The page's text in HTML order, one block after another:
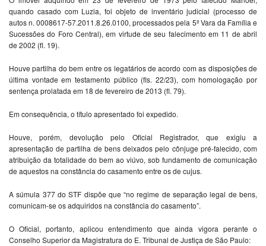
quando casado com Luzia, foi objeto de inventário judicial (processo de
autos n. 0008617-57.2011.8.26.0100, processados pela 5ª Vara da Família e
Sucessões do Foro Central), em virtude de seu falecimento em 11 de abril
de 2002 (fl. 19).
Houve partilha do bem entre os legatários de acordo com as disposições de
última vontade em testamento público (fls. 22/23), com homologação por
sentença prolatada em 18 de fevereiro de 2013 (fl. 79).
Em consequência, o título apresentado foi expedido.
Houve, porém, devolução pelo Oficial Registrador, que exigiu a
apresentação de partilha de bens deixados pelo cônjuge pré-falecido, com
atribuição da totalidade do bem ao viúvo, sob fundamento de comunicação
de aquestos na constância do casamento entre os de cujus.
A súmula 377 do STF dispõe que “no regime de separação legal de bens,
comunicam-se os adquiridos na constância do casamento”.
O Oficial, portanto, aplicou entendimento que ainda vigora perante o
Conselho Superior da Magistratura do E. Tribunal de Justiça de São Paulo: